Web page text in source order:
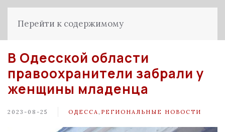
Перейти к содержимому
В Одесской области
правоохранители забрали у
женщины младенца
2023-08-25 ОДЕССА РЕГИОНАЛЬНЫЕ НОВОСТИ